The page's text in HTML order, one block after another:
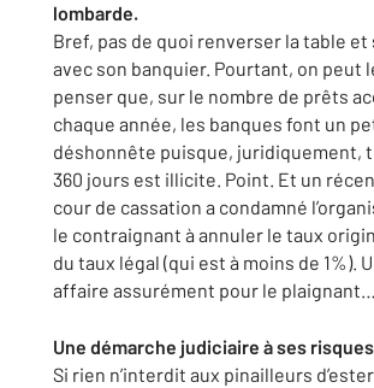
lombarde.
Bref, pas de quoi renverser la table et
avec son banquier. Pourtant, on peut
penser que, sur le nombre de prêts
chaque année, les banques font un
déshonnête puisque, juridiquement,
360 jours est illicite. Point. Et un
cour de cassation a condamné
le contraignant à annuler le taux
du taux légal (qui est à moins de 1%).
affaire assurément pour le plaignant…
Une démarche judiciaire à ses
Si rien n’interdit aux pinailleurs